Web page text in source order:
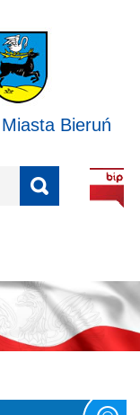
Bieruń